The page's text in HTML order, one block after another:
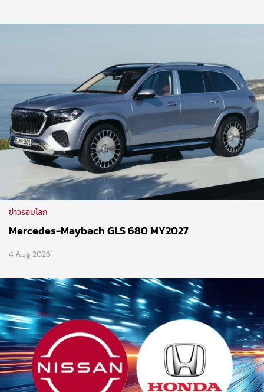
ข่าวรอบโลก
Mercedes-Maybach GLS 680 MY2027
4 Aug 2026